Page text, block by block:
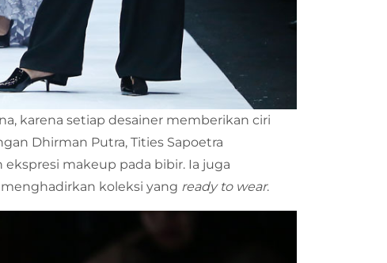
karena setiap desainer memberikan ciri
Dhirman Putra, Tities Sapoetra
makeup pada bibir. Ia juga
koleksi yang ready to wear.